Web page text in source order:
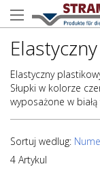
Elastyczny
Słupki w kolorze
wyposażone w
Sortuj wedlug:
4 Artykul